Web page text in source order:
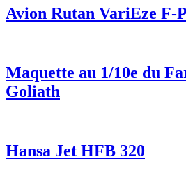
Avion Rutan VariEze F-
Maquette au 1/10e du
Goliath
Hansa Jet HFB 320